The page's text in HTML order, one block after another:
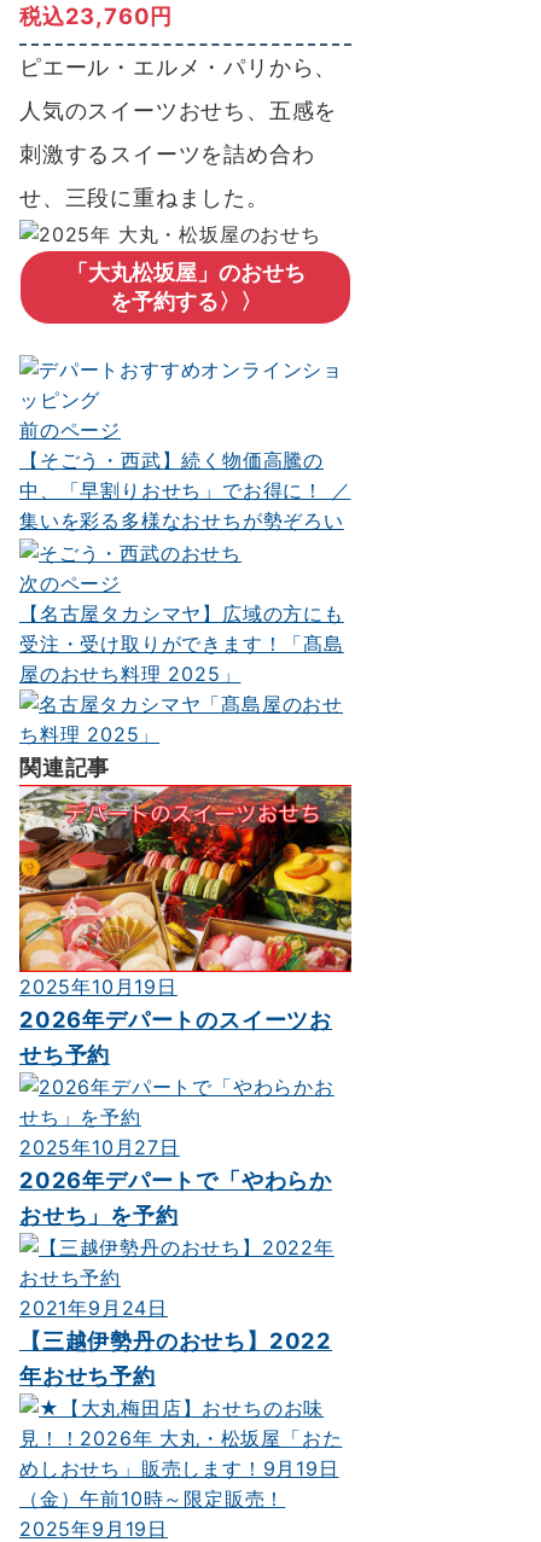
税込23,760円
ピエール・エルメ・パリから、
人気のスイーツおせち、五感を
刺激するスイーツを詰め合わ
せ、三段に重ねました。
「大丸松坂屋」のおせち
を予約する〉〉
投
稿
ナ
ビ
ゲ
ー
シ
ョ
ン
前のページ
【そごう・西武】続く物価高騰の
中、「早割りおせち」でお得に！ ／
集いを彩る多様なおせちが勢ぞろい
次のページ
【名古屋タカシマヤ】広域の方にも
受注・受け取りができます！「髙島
屋のおせち料理 2025」
関連記事
2025年10月19日
2026年デパートのスイーツお
せち予約
2025年10月27日
2026年デパートで「やわらか
おせち」を予約
2021年9月24日
【三越伊勢丹のおせち】2022
年おせち予約
2025年9月19日